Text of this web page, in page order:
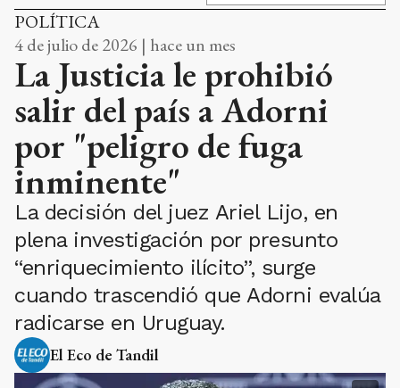
POLÍTICA
4 de julio de 2026 | hace un mes
La Justicia le prohibió
salir del país a Adorni
por "peligro de fuga
inminente"
La decisión del juez Ariel Lijo, en
plena investigación por presunto
“enriquecimiento ilícito”, surge
cuando trascendió que Adorni evalúa
radicarse en Uruguay.
El Eco de Tandil